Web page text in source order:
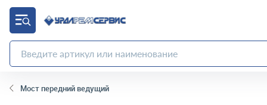
Мост передний ведущий